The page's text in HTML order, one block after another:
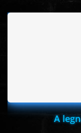
PC-GAME A